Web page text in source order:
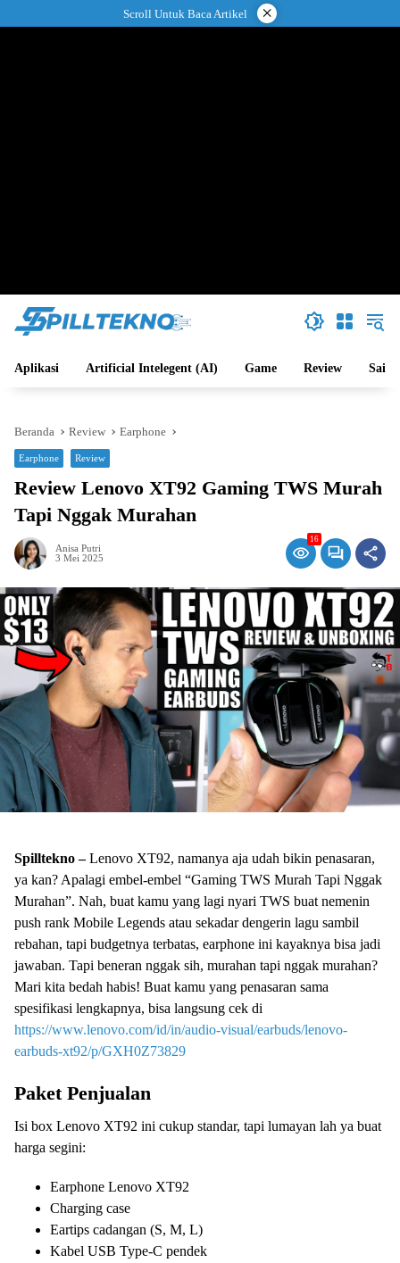
ke
Scroll Untuk Baca Artikel ×
Aplikasi Artificial Intelegent (AI) Game Review Sains
Beranda Review Earphone
Earphone Review
Review Lenovo XT92 Gaming TWS Murah
Tapi Nggak Murahan
Anisa Putri
3 Mei 2025
16
Spilltekno –Lenovo XT92, namanya aja udah bikin penasaran,
ya kan? Apalagi embel-embel “Gaming TWS Murah Tapi Nggak
Murahan”. Nah, buat kamu yang lagi nyari TWS buat nemenin
push rank Mobile Legends atau sekadar dengerin lagu sambil
rebahan, tapi budgetnya terbatas, earphone ini kayaknya bisa jadi
jawaban. Tapi beneran nggak sih, murahan tapi nggak murahan?
Mari kita bedah habis! Buat kamu yang penasaran sama
spesifikasi lengkapnya, bisa langsung cek di
https://www.lenovo.com/id/in/audio-visual/earbuds/lenovo-
earbuds-xt92/p/GXH0Z73829
Paket Penjualan
Isi box Lenovo XT92 ini cukup standar, tapi lumayan lah ya buat
harga segini:
Earphone Lenovo XT92
Charging case
Eartips cadangan (S, M, L)
Kabel USB Type-C pendek